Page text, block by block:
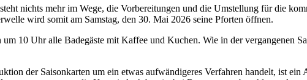
nichts mehr im Wege, die Vorbereitungen und die Umstellung für die
wird somit am Samstag, den 30. Mai 2026 seine Pforten öffnen.
10 Uhr alle Badegäste mit Kaffee und Kuchen. Wie in der vergangenen
der Saisonkarten um ein etwas aufwändigeres Verfahren handelt, ist ein